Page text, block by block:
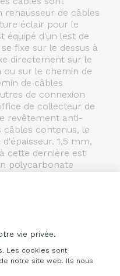
vie privée.
Consentement :
Les cookies sont
notre site web. Ils nous
rehausseur de câbles
éclair pour le
équipé d'un lest de
fixe sur le dessus à
directement sur le
ou sur le chemin de
de câbles
de connexion
de collecteur de
revêtement anti-
contenus, le
1,5 mm,
cette dernière est
polycarbonate
en tôle épaisse. 4
avec des poudres
:
laqué, tissu et
de panneaux
recouverts de